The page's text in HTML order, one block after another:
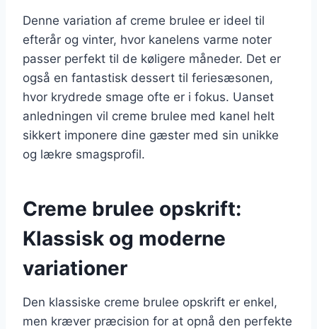
Denne variation af creme brulee er ideel til
efterår og vinter, hvor kanelens varme noter
passer perfekt til de køligere måneder. Det er
også en fantastisk dessert til feriesæsonen,
hvor krydrede smage ofte er i fokus. Uanset
anledningen vil creme brulee med kanel helt
sikkert imponere dine gæster med sin unikke
og lækre smagsprofil.
Creme brulee opskrift:
Klassisk og moderne
variationer
Den klassiske creme brulee opskrift er enkel,
men kræver præcision for at opnå den perfekte